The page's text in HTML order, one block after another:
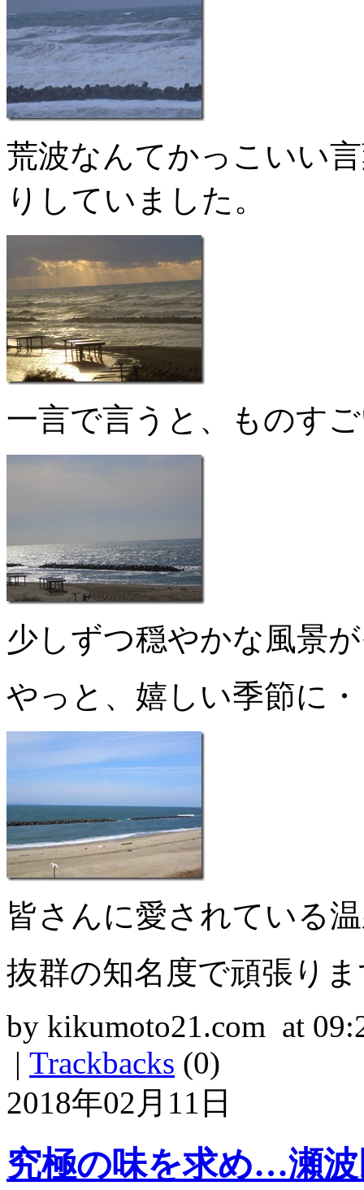
荒波なんてかっこいい
りしていました。
一言で言うと、ものす
少しずつ穏やかな風景
やっと、嬉しい季節に
皆さんに愛されている
抜群の知名度で頑張り
by kikumoto21.com at
| Trackbacks (0)
2018年02月11日
究極の味を求め…瀬波